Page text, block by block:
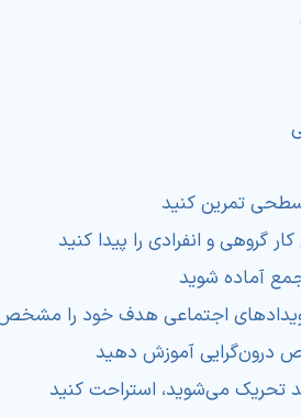
تمرین کنید
گروهی و انفرادی را پیدا کنید
آماده شوید
اجتماعی هدف خود را
درون‌گرایی آموزش دهید
تحریک می‌شوید، استراحت کنید